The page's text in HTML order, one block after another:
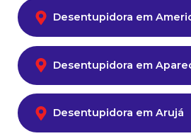
Desentupidora em
Desentupidora em
Desentupidora em Arujá